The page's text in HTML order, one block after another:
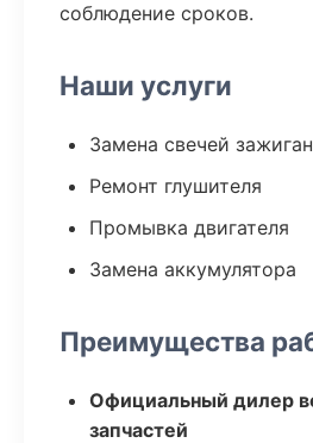
соблюдение сроков.
Наши услуги
Замена свечей
Ремонт глушителя
Промывка двигателя
Замена аккумулятора
Преимущества
Официальный дилер
запчастей